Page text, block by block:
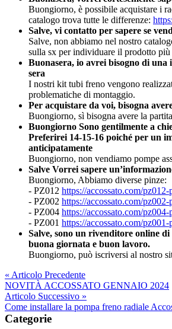
Buongiorno, è possibile acquistare i
catalogo trova tutte le differenze:
Salve, vi contatto per sapere se
Salve, non abbiamo nel nostro
sulla sx per individuare il prodotto più
Buonasera, io avrei bisogno di
sera
I nostri kit tubi freno vengono
problematiche di montaggio.
Per acquistare da voi, bisogna
Buongiorno, sì bisogna avere la
Buongiorno Sono gentilmente a
Preferirei 14-15-16 poiché per un
anticipatamente
Buongiorno, non vendiamo pompe
Salve Vorrei sapere
Buongiorno, Abbiamo diverse pinze:
- PZ012 https://accossato.com/
- PZ002 https://accossato.com/
- PZ004 https://accossato.com/
- PZ001 https://accossato.com/
Salve, sono un rivenditore online
buona giornata e buon lavoro.
Buongiorno, può iscriversi al nostro
« Articolo Precedente
NOVITÀ ACCOSSATO GENNAIO 2024
Articolo Successivo »
Come installare la pompa freno radiale
Categorie